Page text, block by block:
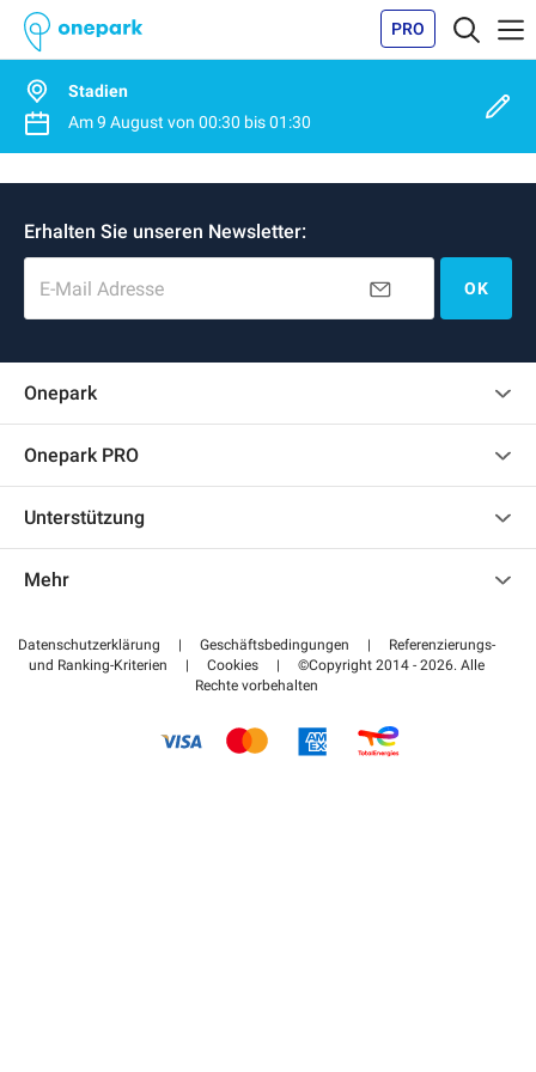
PRO
Stadien
Am9 August von 00:30 bis01:30
Erhalten Sie unseren Newsletter:
E-Mail Adresse OK
Onepark
Onepark PRO
Werden Sie unser Partner
Auf meinen Partnerbereich zugreifen
Unterstützung
Bezahlen Sie Ihren Parkplatz FLOW
Mehr
Datenschutzerklärung | Geschäftsbedingungen |
Referenzierungs-
und Ranking-Kriterien
| Cookies |
©Copyright 2014 - 2026. Alle
Rechte vorbehalten